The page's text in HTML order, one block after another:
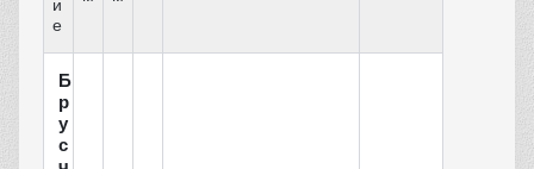
и
е
Б
р
у
с